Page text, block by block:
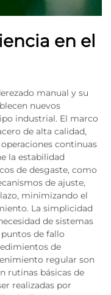
en el
manual y su
nuevos
industrial. El marco
de alta calidad,
continuas
la estabilidad
de desgaste, como
de ajuste,
minimizando el
La simplicidad
de sistemas
de fallo
de
regular son
rutinas básicas de
realizadas por